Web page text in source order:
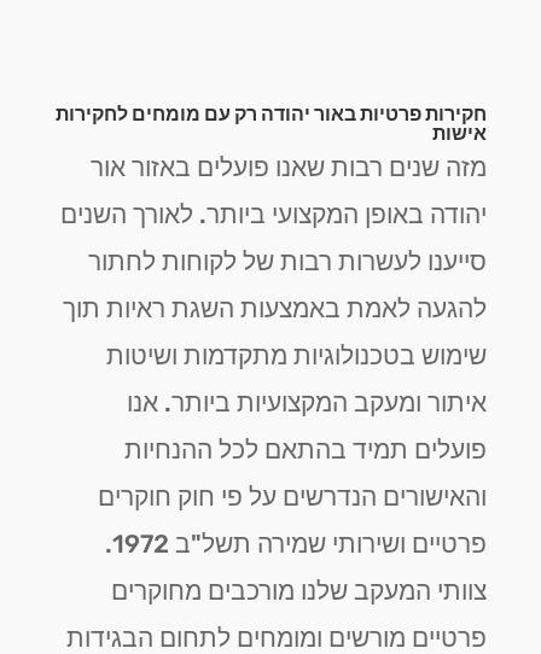
חקירות פרטיות באור יהודה רק עם מומחים לחקירות
אישות
מזה שנים רבות שאנו פועלים באזור אור
יהודה באופן המקצועי ביותר. לאורך השנים
סייענו לעשרות רבות של לקוחות לחתור
להגעה לאמת באמצעות השגת ראיות תוך
שימוש בטכנולוגיות מתקדמות ושיטות
איתור ומעקב המקצועיות ביותר. אנו
פועלים תמיד בהתאם לכל ההנחיות
והאישורים הנדרשים על פי חוק חוקרים
פרטיים ושירותי שמירה תשל"ב 1972.
צוותי המעקב שלנו מורכבים מחוקרים
פרטיים מורשים ומומחים לתחום הבגידות